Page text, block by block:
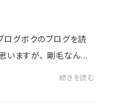
グボクのブログを読
いますが、 剛毛なんで
続きを読む